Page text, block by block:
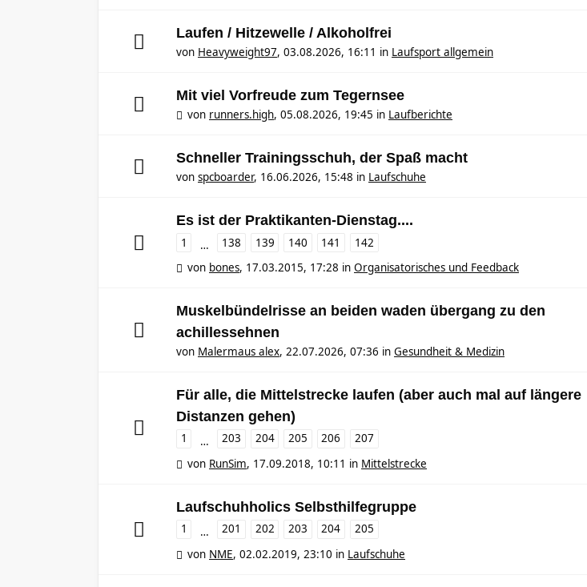
Laufen / Hitzewelle / Alkoholfrei
von Heavyweight97, 03.08.2026, 16:11 in Laufsport allgemein
Mit viel Vorfreude zum Tegernsee
von runners.high, 05.08.2026, 19:45 in Laufberichte
Schneller Trainingsschuh, der Spaß macht
von spcboarder, 16.06.2026, 15:48 in Laufschuhe
Es ist der Praktikanten-Dienstag....
1 … 138 139 140 141
142
von bones, 17.03.2015, 17:28 in Organisatorisches und Feedback
Muskelbündelrisse an beiden waden übergang zu den
achillessehnen
von Malermaus alex, 22.07.2026, 07:36 in Gesundheit & Medizin
Für alle, die Mittelstrecke laufen (aber auch mal auf längere
Distanzen gehen)
1 … 203 204 205 206
207
von RunSim, 17.09.2018, 10:11 in Mittelstrecke
Laufschuhholics Selbsthilfegruppe
1 … 201 202 203 204
205
von NME, 02.02.2019, 23:10 in Laufschuhe